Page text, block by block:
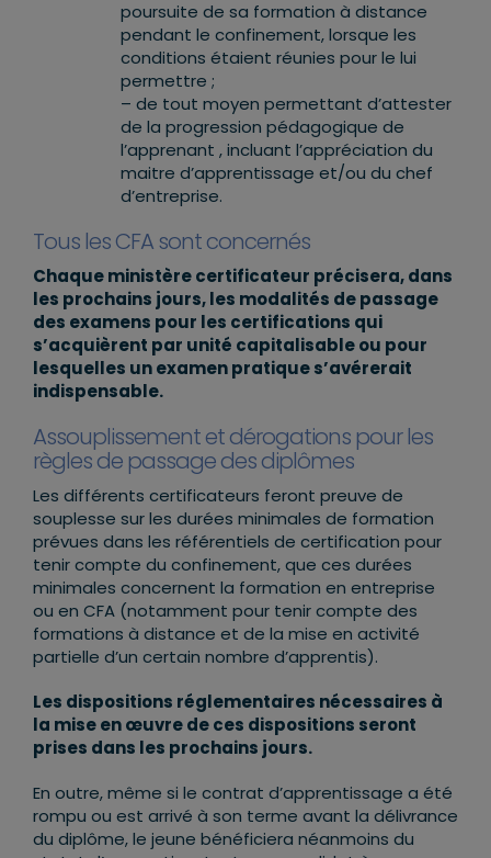
poursuite de sa formation à distance
pendant le confinement, lorsque les
conditions étaient réunies pour le lui
permettre ;
– de tout moyen permettant d’attester
de la progression pédagogique de
l’apprenant , incluant l’appréciation du
maitre d’apprentissage et/ou du chef
d’entreprise.
Tous les CFA sont concernés
Chaque ministère certificateur précisera, dans
les prochains jours, les modalités de passage
des examens pour les certifications qui
s’acquièrent par unité capitalisable ou pour
lesquelles un examen pratique s’avérerait
indispensable.
Assouplissement et dérogations pour les
règles de passage des diplômes
Les différents certificateurs feront preuve de
souplesse sur les durées minimales de formation
prévues dans les référentiels de certification pour
tenir compte du confinement, que ces durées
minimales concernent la formation en entreprise
ou en CFA (notamment pour tenir compte des
formations à distance et de la mise en activité
partielle d’un certain nombre d’apprentis).
Les dispositions réglementaires nécessaires à
la mise en œuvre de ces dispositions seront
prises dans les prochains jours.
En outre, même si le contrat d’apprentissage a été
rompu ou est arrivé à son terme avant la délivrance
du diplôme, le jeune bénéficiera néanmoins du